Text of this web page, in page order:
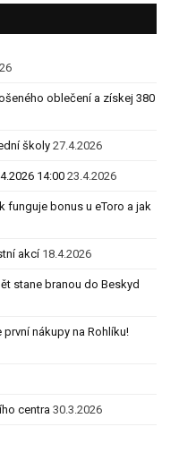
oblečení a získej 380
školy 27.4.2026
14:00 23.4.2026
funguje bonus u eToro a jak
akcí 18.4.2026
stane branou do Beskyd
nákupy na Rohlíku!
centra 30.3.2026